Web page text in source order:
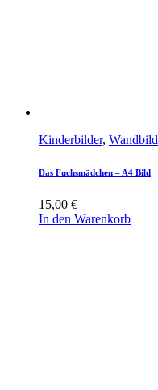
Kinderbilder, Wandbild
Das Fuchsmädchen – A4 Bild
15,00 €
In den Warenkorb